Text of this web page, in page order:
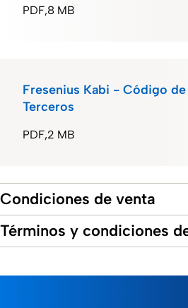
8 MB
PDF
2 MB
PDF
Fresenius Kabi - Código
Terceros
Condiciones de venta
Términos y condiciones